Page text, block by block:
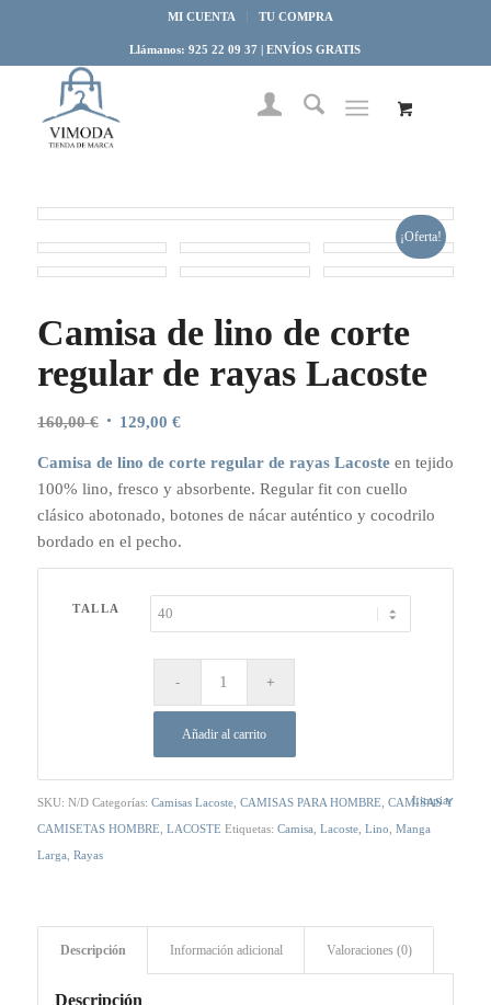
MI CUENTA TU COMPRA
Llámanos: 925 22 09 37 | ENVÍOS GRATIS
¡Oferta!
Camisa de lino de corte
regular de rayas Lacoste
160,00€ El
original
era:
160,00 €.
129,00 €El
actual
es:
129,00 €.
Camisa de lino de corte regular de rayas Lacosteen tejido
100% lino, fresco y absorbente. Regular fit con cuello
clásico abotonado, botones de nácar auténtico y cocodrilo
bordado en el pecho.
TALLA
Limpiar
Añadir al carrito
SKU: N/D Categorías: Camisas Lacoste, CAMISAS PARA HOMBRE CAMISAS Y
CAMISETAS HOMBRE LACOSTE Etiquetas: Camisa Lacoste, Lino Manga
Larga Rayas
Descripción Información adicional Valoraciones (0)
Descripción